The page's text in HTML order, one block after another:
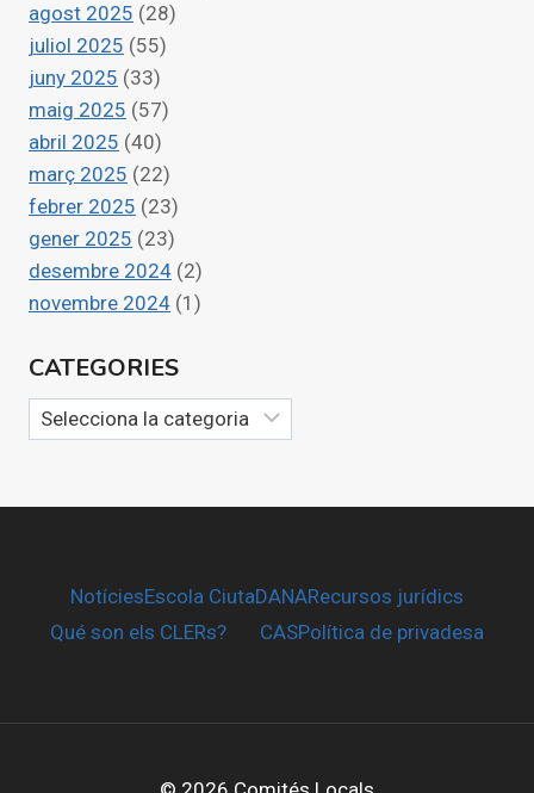
agost 2025 (28)
juliol 2025 (55)
juny 2025 (33)
maig 2025 (57)
abril 2025 (40)
març 2025 (22)
febrer 2025 (23)
gener 2025 (23)
desembre 2024 (2)
novembre 2024 (1)
CATEGORIES
Categories
NotíciesEscola CiutaDANARecursos jurídics
Qué son els CLERs?
CASPolítica de privadesa